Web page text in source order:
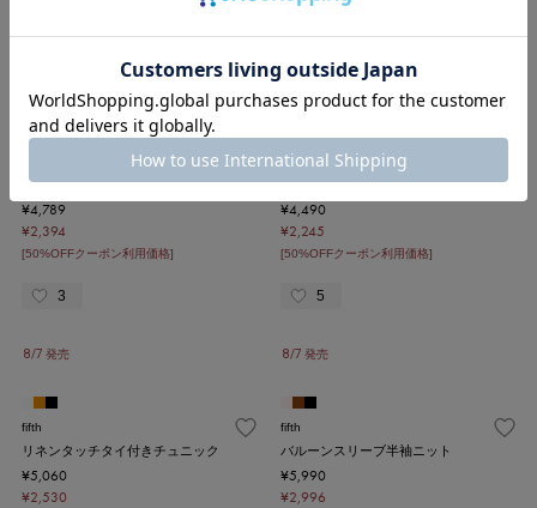
fifth
ロゴキャミソール付きラメストライプ
シャツ
¥4,789
¥2,394
[50%OFFクーポン利用価格]
3
8/7 発売
fifth
ヴィンテージサテンセミフレアスカー
ト
¥4,490
¥2,245
[50%OFFクーポン利用価格]
5
8/7 発売
fifth
リネンタッチタイ付きチュニック
¥5,060
¥2,530
8/7 発売
fifth
バルーンスリーブ半袖ニット
¥5,990
¥2,996